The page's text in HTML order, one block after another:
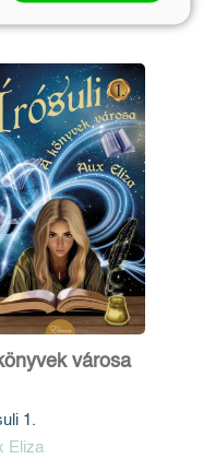
városa
1.
Eliza